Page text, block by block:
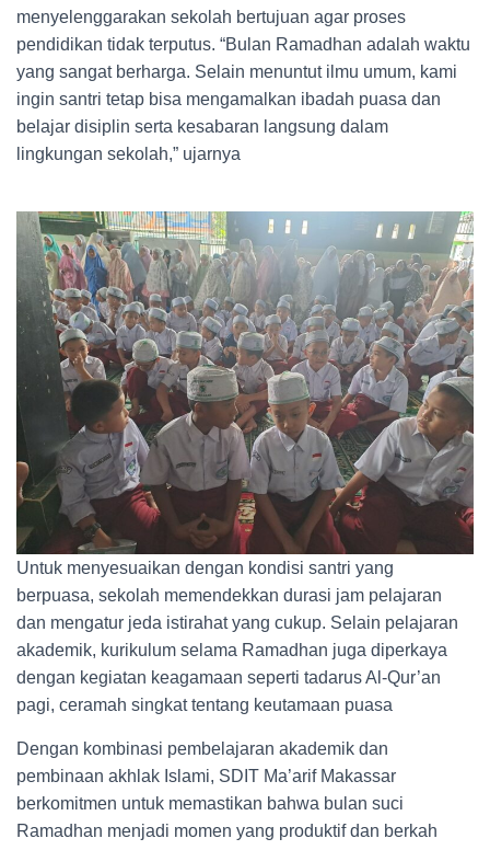
menyelenggarakan sekolah bertujuan agar proses
pendidikan tidak terputus. “Bulan Ramadhan adalah waktu
yang sangat berharga. Selain menuntut ilmu umum, kami
ingin santri tetap bisa mengamalkan ibadah puasa dan
belajar disiplin serta kesabaran langsung dalam
lingkungan sekolah,” ujarnya
Untuk menyesuaikan dengan kondisi santri yang
berpuasa, sekolah memendekkan durasi jam pelajaran
dan mengatur jeda istirahat yang cukup. Selain pelajaran
akademik, kurikulum selama Ramadhan juga diperkaya
dengan kegiatan keagamaan seperti tadarus Al-Qur’an
pagi, ceramah singkat tentang keutamaan puasa
Dengan kombinasi pembelajaran akademik dan
pembinaan akhlak Islami, SDIT Ma’arif Makassar
berkomitmen untuk memastikan bahwa bulan suci
Ramadhan menjadi momen yang produktif dan berkah